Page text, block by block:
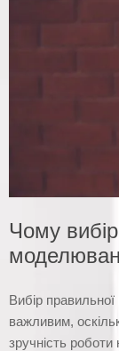
Чому
Вибір
важливим,
зручність